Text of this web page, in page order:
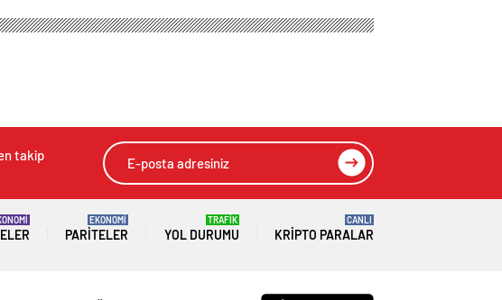
Güçlü Panel
Çözümleri
takip
PARITELER
EKONOMİ
YOL DURUMU
TRAFİK
KRIPTO PARALAR
CANLI